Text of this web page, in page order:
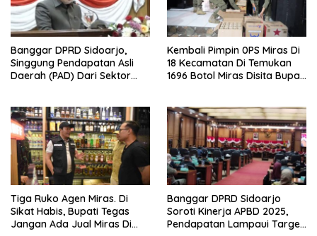
Banggar DPRD Sidoarjo,
Singgung Pendapatan Asli
Daerah (PAD) Dari Sektor
Evaluasi Secara Menyeluruh
Kembali Pimpin 0PS Miras Di
18 Kecamatan Di Temukan
1696 Botol Miras Disita Bupati
Tiga Ruko Agen Miras. Di
Sikat Habis, Bupati Tegas
Jangan Ada Jual Miras Di
Banggar DPRD Sidoarjo
Soroti Kinerja APBD 2025,
Pendapatan Lampaui Target